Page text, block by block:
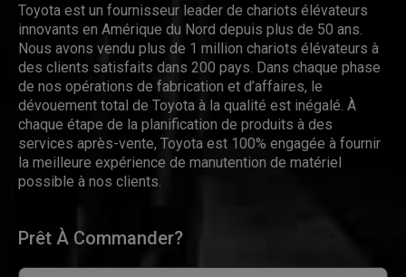
Toyota est un fournisseur leader de chariots élévateurs
innovants en Amérique du Nord depuis plus de 50 ans.
Nous avons vendu plus de 1 million chariots élévateurs à
des clients satisfaits dans 200 pays. Dans chaque phase
de nos opérations de fabrication et d’affaires, le
dévouement total de Toyota à la qualité est inégalé. À
chaque étape de la planification de produits à des
services après-vente, Toyota est 100% engagée à fournir
la meilleure expérience de manutention de matériel
possible à nos clients.
Prêt À Commander?